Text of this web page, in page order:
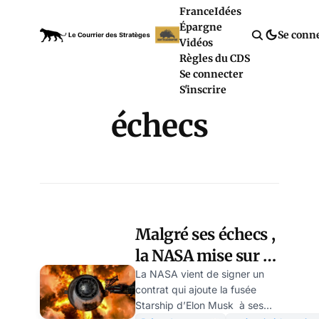
FranceIdées
Épargne
Vidéos
Règles du CDS
Se connecter
S'inscrire
Se
échecs
Malgré ses échecs ,
la NASA mise sur le
Starship de SpaceX
La NASA vient de signer un
contrat qui ajoute la fusée
Starship d’Elon Musk à ses